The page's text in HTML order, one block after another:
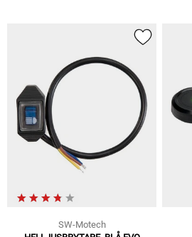
SW-Motech